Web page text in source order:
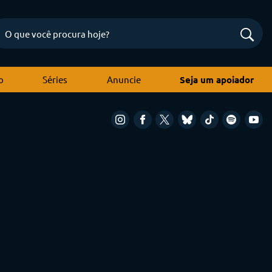
Séries Anuncie Seja um apoiador